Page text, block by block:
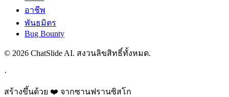
อาชีพ
พันธมิตร
Bug Bounty
© 2026 ChatSlide AI. สงวนลิขสิทธิ์ทั้งหมด.
·
สร้างขึ้นด้วย ❤️ จากซานฟรานซิสโก